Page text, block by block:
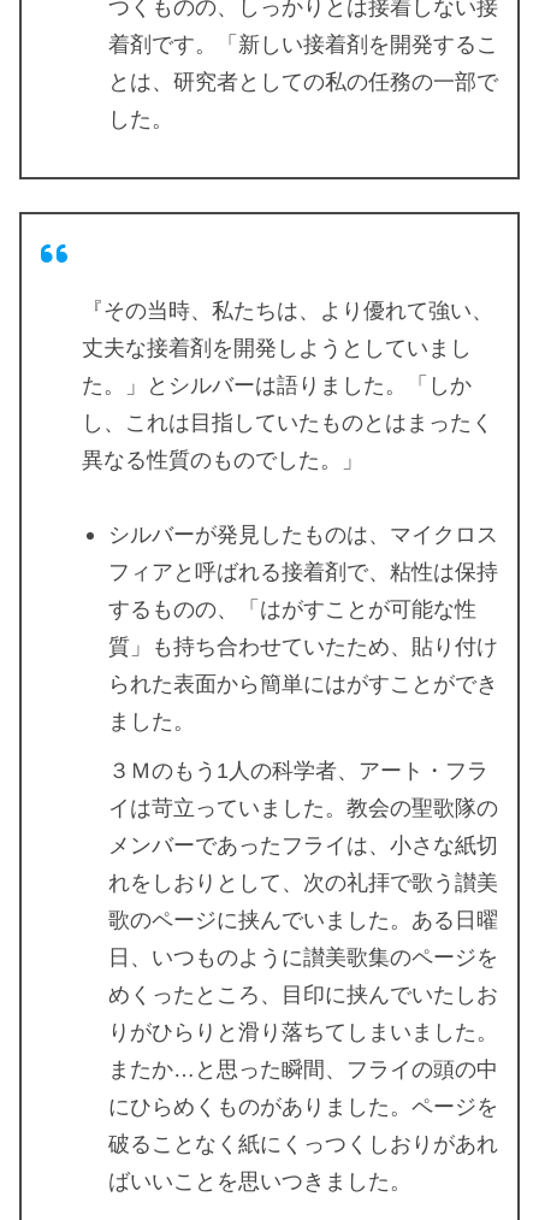
つくものの、しっかりとは接着しない接
着剤です。「新しい接着剤を開発するこ
とは、研究者としての私の任務の一部で
した。
『その当時、私たちは、より優れて強い、
丈夫な接着剤を開発しようとしていまし
た。」とシルバーは語りました。「しか
し、これは目指していたものとはまったく
異なる性質のものでした。」
シルバーが発見したものは、マイクロス
フィアと呼ばれる接着剤で、粘性は保持
するものの、「はがすことが可能な性
質」も持ち合わせていたため、貼り付け
られた表面から簡単にはがすことができ
ました。
３Ｍのもう1人の科学者、アート・フラ
イは苛立っていました。教会の聖歌隊の
メンバーであったフライは、小さな紙切
れをしおりとして、次の礼拝で歌う讃美
歌のページに挟んでいました。ある日曜
日、いつものように讃美歌集のページを
めくったところ、目印に挟んでいたしお
りがひらりと滑り落ちてしまいました。
またか…と思った瞬間、フライの頭の中
にひらめくものがありました。ページを
破ることなく紙にくっつくしおりがあれ
ばいいことを思いつきました。